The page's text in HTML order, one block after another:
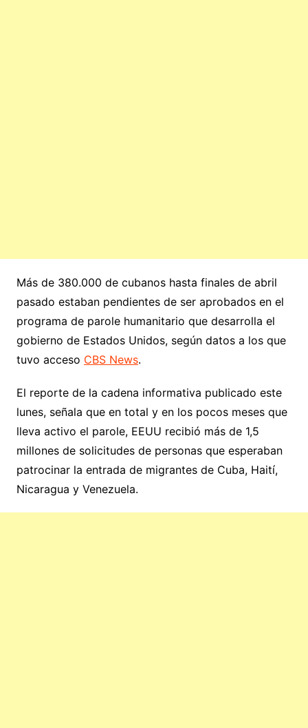
Más de 380.000 de cubanos hasta finales de abril
pasado estaban pendientes de ser aprobados en el
programa de parole humanitario que desarrolla el
gobierno de Estados Unidos, según datos a los que
tuvo acceso CBS News.
El reporte de la cadena informativa publicado este
lunes, señala que en total y en los pocos meses que
lleva activo el parole, EEUU recibió más de 1,5
millones de solicitudes de personas que esperaban
patrocinar la entrada de migrantes de Cuba, Haití,
Nicaragua y Venezuela.